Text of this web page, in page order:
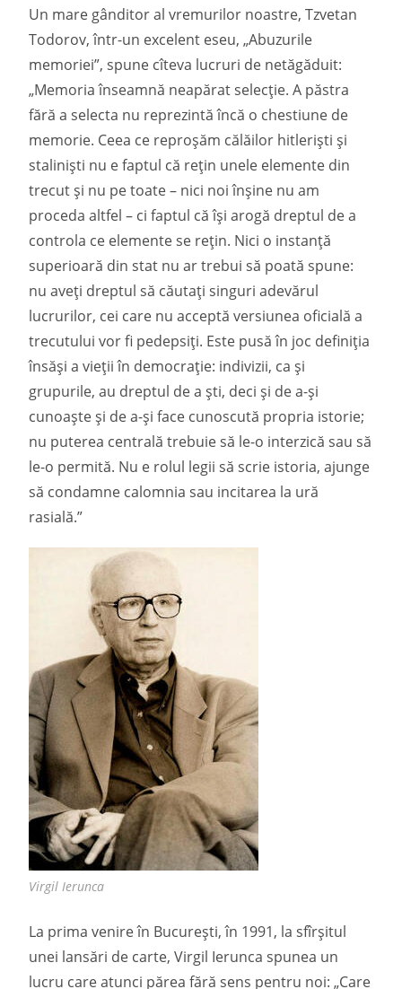
Un mare gânditor al vremurilor noastre, Tzvetan
Todorov, într-un excelent eseu, „Abuzurile
memoriei”, spune cîteva lucruri de netăgăduit:
„Memoria înseamnă neapărat selecţie. A păstra
fără a selecta nu reprezintă încă o chestiune de
memorie. Ceea ce reproșăm călăilor hitleriști și
staliniști nu e faptul că reţin unele elemente din
trecut și nu pe toate – nici noi înșine nu am
proceda altfel – ci faptul că își arogă dreptul de a
controla ce elemente se reţin. Nici o instanţă
superioară din stat nu ar trebui să poată spune:
nu aveţi dreptul să căutaţi singuri adevărul
lucrurilor, cei care nu acceptă versiunea oficială a
trecutului vor fi pedepsiţi. Este pusă în joc definiţia
însăși a vieţii în democraţie: indivizii, ca și
grupurile, au dreptul de a ști, deci și de a-și
cunoaște și de a-și face cunoscută propria istorie;
nu puterea centrală trebuie să le-o interzică sau să
le-o permită. Nu e rolul legii să scrie istoria, ajunge
să condamne calomnia sau incitarea la ură
rasială.”
Virgil Ierunca
La prima venire în București, în 1991, la sfîrșitul
unei lansări de carte, Virgil Ierunca spunea un
lucru care atunci părea fără sens pentru noi: „Care